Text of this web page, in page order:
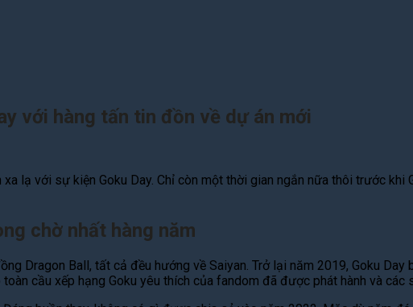
với hàng tấn tin đồn về dự án mới
lạ với sự kiện Goku Day. Chỉ còn một thời gian ngắn nữa thôi trước khi
chờ nhất hàng năm
Dragon Ball, tất cả đều hướng về Saiyan. Trở lại năm 2019, Goku
cầu xếp hạng Goku yêu thích của fandom đã được phát hành và các